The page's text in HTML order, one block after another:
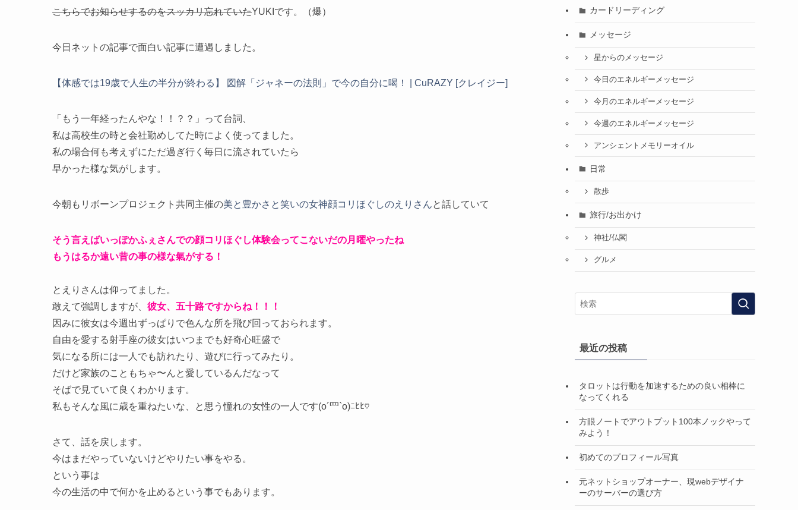
こちらでお知らせするのをスッカリ忘れていたYUKIです。（爆）
今日ネットの記事で面白い記事に遭遇しました。
【体感では19歳で人生の半分が終わる】 図解「ジャネーの法則」で今の自分に喝！ | CuRAZY [クレイジー]
「もう一年経ったんやな！！？？」って台詞、
私は高校生の時と会社勤めしてた時によく使ってました。
私の場合何も考えずにただ過ぎ行く毎日に流されていたら
早かった様な気がします。
今朝もリボーンプロジェクト共同主催の美と豊かさと笑いの女神顔コリほぐしのえりさんと話していて
そう言えばいっぽかふぇさんでの顔コリほぐし体験会ってこないだの月曜やったね
もうはるか遠い昔の事の様な氣がする！
とえりさんは仰ってました。
敢えて強調しますが、 彼女、五十路ですからね！！！
因みに彼女は今週出ずっぱりで色んな所を飛び回っておられます。
自由を愛する射手座の彼女はいつまでも好奇心旺盛で
気になる所には一人でも訪れたり、遊びに行ってみたり。
だけど家族のこともちゃ〜んと愛しているんだなって
そばで見ていて良くわかります。
私もそんな風に歳を重ねたいな、と思う憧れの女性の一人です(o´罒`o)ﾆﾋﾋ♡
さて、話を戻します。
今はまだやっていないけどやりたい事をやる。
という事は
今の生活の中で何かを止めるという事でもあります。
カードリーディング
メッセージ
星からのメッセージ
今日のエネルギーメッセージ
今月のエネルギーメッセージ
今週のエネルギーメッセージ
アンシェントメモリーオイル
日常
散歩
旅行/お出かけ
神社/仏閣
グルメ
最近の投稿
タロットは行動を加速するための良い相棒に
なってくれる
方眼ノートでアウトプット100本ノックやって
みよう！
初めてのプロフィール写真
元ネットショップオーナー、現webデザイナ
ーのサーバーの選び方